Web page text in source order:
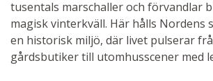
tusentals marschaller och förvandlar
magisk vinterkväll. Här hålls Nordens
en historisk miljö, där livet pulserar
gårdsbutiker till utomhusscener med